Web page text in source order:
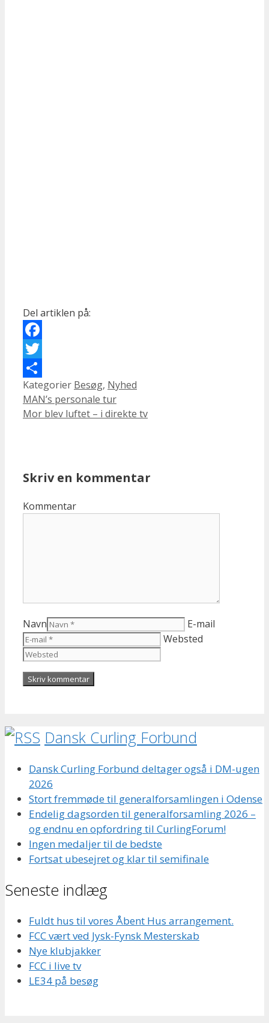
Del artiklen på:
Facebook
Twitter
Share
Kategorier Besøg, Nyhed
MAN’s personale tur
Mor blev luftet – i direkte tv
Skriv en kommentar
Kommentar
Navn
E-mail
Websted
Dansk Curling Forbund
Dansk Curling Forbund deltager også i DM-ugen
2026
Stort fremmøde til generalforsamlingen i Odense
Endelig dagsorden til generalforsamling 2026 –
og endnu en opfordring til CurlingForum!
Ingen medaljer til de bedste
Fortsat ubesejret og klar til semifinale
Seneste indlæg
Fuldt hus til vores Åbent Hus arrangement.
FCC vært ved Jysk-Fynsk Mesterskab
Nye klubjakker
FCC i live tv
LE34 på besøg